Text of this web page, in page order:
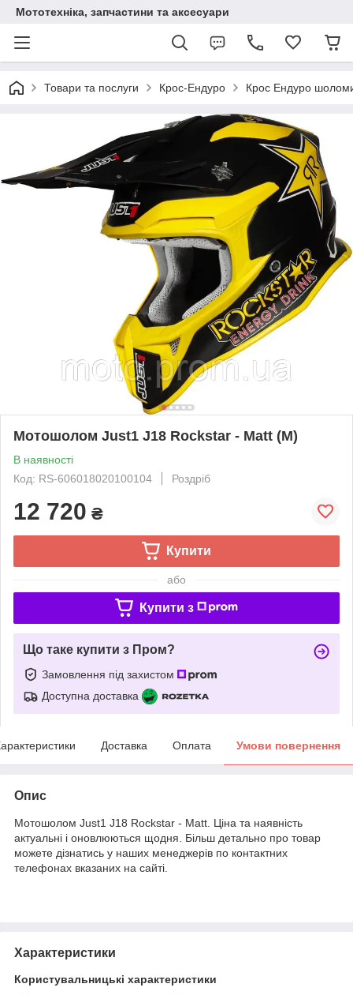
Мототехніка, запчастини та аксесуари
Товари та послуги Крос-Ендуро Крос Ендуро
Мотошолом Just1 J18 Rockstar - Matt (M)
В наявності
Код: RS-606018020100104
Роздріб
12 720 ₴
Купити
або
Купити з
Що таке купити з Пром?
Замовлення під захистом
Доступна доставка
Доставка Оплата Умови повернення
Опис
Мотошолом Just1 J18 Rockstar - Matt. Ціна та наявність
актуальні і оновлюються щодня. Більш детально про товар
можете дізнатись у наших менеджерів по контактних
телефонах вказаних на сайті.
Характеристики
Користувальницькі характеристики